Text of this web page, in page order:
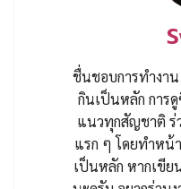
ชื่นชอบการทำงาน
กินเป็นหลัก การ
แนวทุกสัญชาติ ร่
แรก ๆ โดยทำหน้
เป็นหลัก หากเขีย